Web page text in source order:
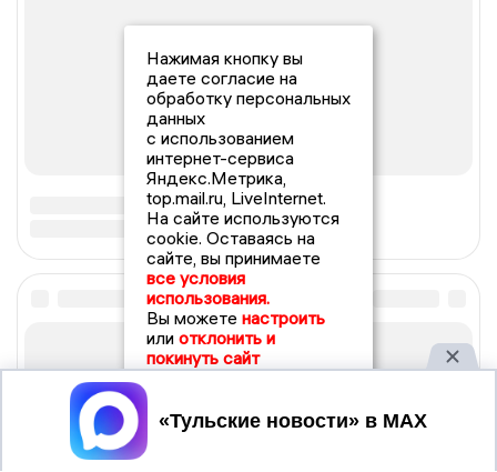
Нажимая кнопку вы
даете согласие на
обработку персональных
данных
с использованием
интернет-сервиса
Яндекс.Метрика,
top.mail.ru, LiveInternet.
На сайте используются
cookie. Оставаясь на
сайте, вы принимаете
все условия
использования.
Вы можете настроить
или отклонить и
покинуть сайт
Принять